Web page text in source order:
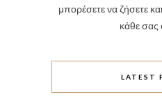
μπορέσετε να ζήσετε
κάθε σας
LATEST